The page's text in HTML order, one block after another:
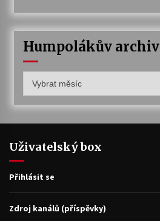
Humpolákův archiv
archiv
Uživatelský box
Přihlásit se
Zdroj kanálů (příspěvky)